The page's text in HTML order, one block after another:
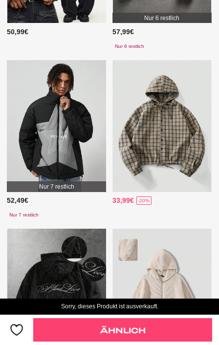
50,99€
Nur 6 restlich
57,99€
Nur 6 restlich
Nur 7 restlich
52,49€
Nur 7 restlich
33,99€ -20%
Sorry, dieses Produkt ist ausverkauft.
ÄHNLICH